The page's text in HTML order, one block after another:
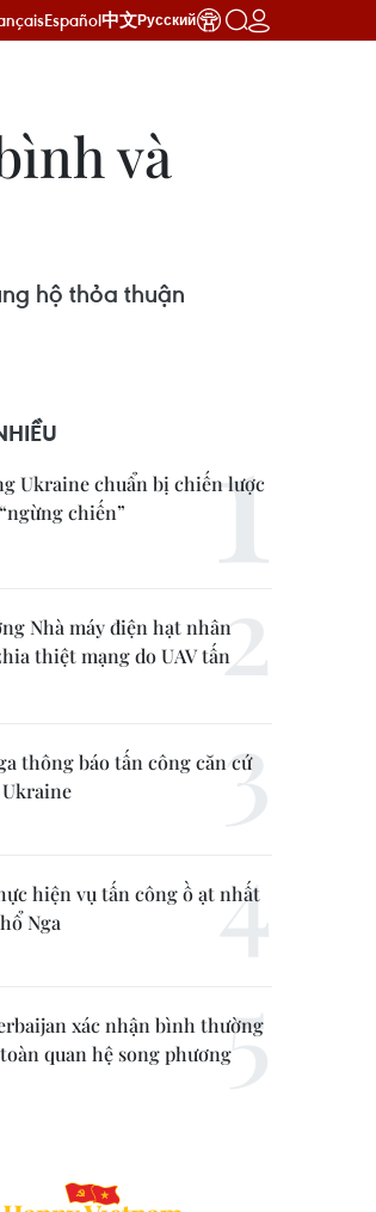
Español中文Русский
và
hộ thỏa thuận
Ukraine chuẩn bị chiến lược
chiến”
Nhà máy điện hạt nhân
thiệt mạng do UAV tấn
thông báo tấn công căn cứ
hiện vụ tấn công ồ ạt nhất
Nga
xác nhận bình thường
quan hệ song phương